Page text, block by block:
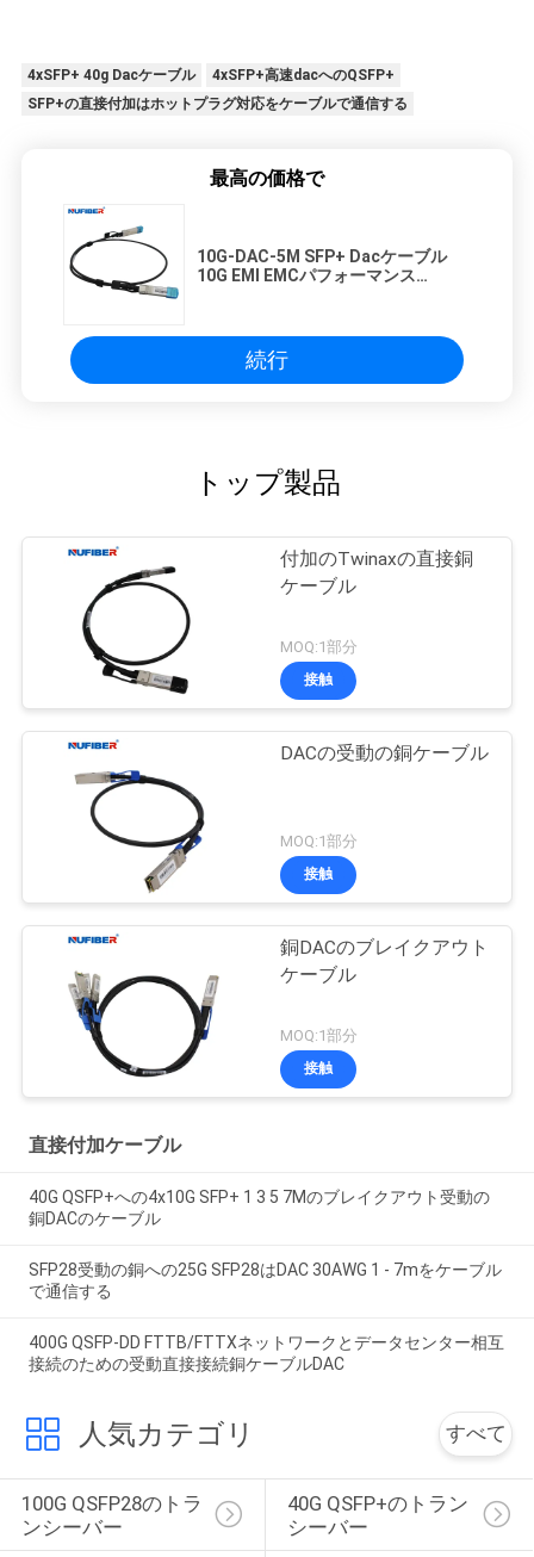
4xSFP+ 40g Dacケーブル
4xSFP+高速dacへのQSFP+
SFP+の直接付加はホットプラグ対応をケーブルで通信する
最高の価格で
10G-DAC-5M SFP+ Dacケーブル
10G EMI EMCパフォーマンス
続行
トップ製品
付加のTwinaxの直接銅
ケーブル
MOQ:1部分
接触
DACの受動の銅ケーブル
MOQ:1部分
接触
銅DACのブレイクアウト
ケーブル
MOQ:1部分
接触
直接付加ケーブル
40G QSFP+への4x10G SFP+ 1 3 5 7Mのブレイクアウト受動の
銅DACのケーブル
SFP28受動の銅への25G SFP28はDAC 30AWG 1 - 7mをケーブル
で通信する
400G QSFP-DD FTTB/FTTXネットワークとデータセンター相互
接続のための受動直接接続銅ケーブルDAC
人気カテゴリ すべて
100G QSFP28のトラ
ンシーバー
40G QSFP+のトラン
シーバー